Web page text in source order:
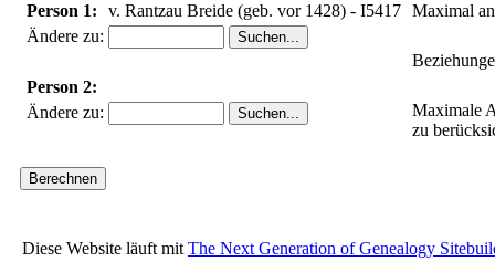
Person 1:
v. Rantzau Breide (geb. vor 1428) - I5417
Ändere zu:
Person 2:
Ändere zu:
Maximal
Maximale
zu
Diese Website läuft mit The Next Generation of Genealogy